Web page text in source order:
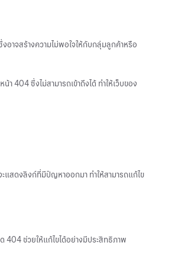
อาจสร้างความไม่พอใจให้กับกลุ่มลูกค้าหรือ
404 ซึ่งไม่สามารถเข้าถึงได้ ทำให้เว็บของ
แสดงลิงก์ที่มีปัญหาออกมา ทำให้สามารถแก้ไข
404 ช่วยให้แก้ไขได้อย่างมีประสิทธิภาพ